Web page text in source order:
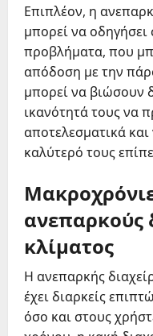
Επιπλέον, η
μπορεί να
προβλήματα, που
απόδοση με την
μπορεί να βιώσουν
ικανότητά τους να
αποτελεσματικά
καλύτερό τους
ανεπαρκούς
κλίματος
Η ανεπαρκής
έχει διαρκείς
όσο και στους